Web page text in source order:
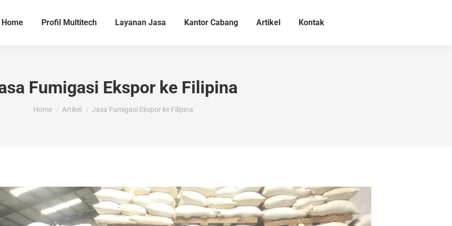
Home Profil Multitech Layanan Jasa Kantor Cabang Artikel Kontak
Fumigasi Ekspor ke Filipina
You are here:
Home Artikel Jasa Fumigasi Ekspor ke Filipina